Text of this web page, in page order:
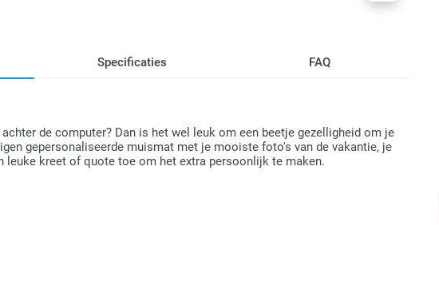
Specificaties FAQ
de computer? Dan is het wel leuk om een beetje gezelligheid om je
gepersonaliseerde muismat met je mooiste foto's van de vakantie, je
leuke kreet of quote toe om het extra persoonlijk te maken.